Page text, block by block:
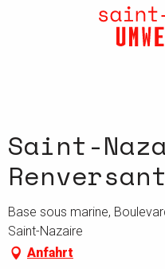
Saint-
Base sous marine,
Saint-Nazaire
Anfahrt